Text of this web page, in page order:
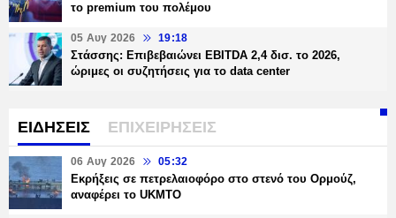
το premium του πολέμου
05 Αυγ 2026 19:18
Στάσσης: Επιβεβαιώνει EBITDA 2,4 δισ. το 2026,
ώριμες οι συζητήσεις για το data center
ΕΙΔΗΣΕΙΣ ΕΠΙΧΕΙΡΗΣΕΙΣ
06 Αυγ 2026 05:32
Εκρήξεις σε πετρελαιοφόρο στο στενό του Ορμούζ,
αναφέρει το UKMTO